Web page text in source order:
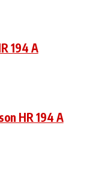
194 A
HR 194 A